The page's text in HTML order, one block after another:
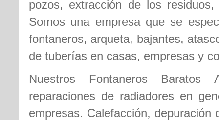
pozos, extracción de los
Somos una empresa que se
fontaneros, arqueta, bajantes,
de tuberías en casas, empresas y
Nuestros Fontaneros Baratos
reparaciones de radiadores en
empresas. Calefacción,